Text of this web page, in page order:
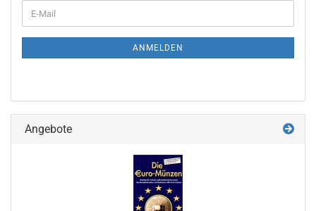
ZUR
E-
Mail
ANMELDEN
Angebote